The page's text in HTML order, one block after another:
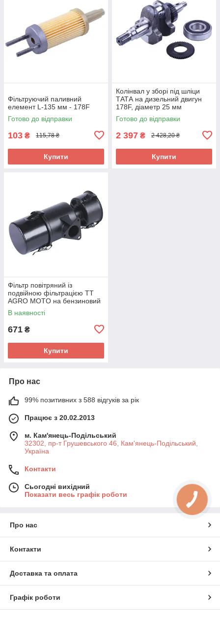
Фільтруючий паливний
елемент L-135 мм - 178F
Готово до відправки
103 ₴ 115,78 ₴
Купити
Колінвал у зборі під шліци
ТАТА на дизельний двигун
178F, діаметр 25 мм
Готово до відправки
2 397 ₴ 2 428,20 ₴
Купити
Фільтр повітряний із
подвійною фільтрацією TT
AGRO MOTO на бензиновий
двигун 178F, висока нижня
склянка, висота загальна —
В наявності
671 ₴
Купити
Про нас
99% позитивних з 588 відгуків за рік
Працює з 20.02.2013
м. Кам'янець-Подільський
32302, пр-т Грушевського 46, Кам'янець-Подільський,
Україна
Контакти
Сьогодні вихідний
Показати весь графік роботи
Про нас
Контакти
Доставка та оплата
Графік роботи